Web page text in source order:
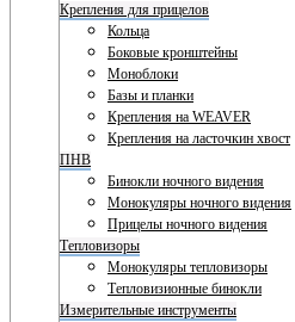
Крепления для прицелов
Кольца
Боковые кронштейны
Моноблоки
Базы и планки
Крепления на WEAVER
Крепления на ласточкин хвост
ПНВ
Бинокли ночного видения
Монокуляры ночного видения
Прицелы ночного видения
Тепловизоры
Монокуляры тепловизоры
Тепловизионные бинокли
Измерительные инструменты